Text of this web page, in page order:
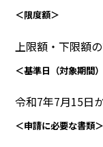
＜限度額＞
上限額・下限額
＜基準日（対象期間
令和7年7月15日
＜申請に必要な書類＞